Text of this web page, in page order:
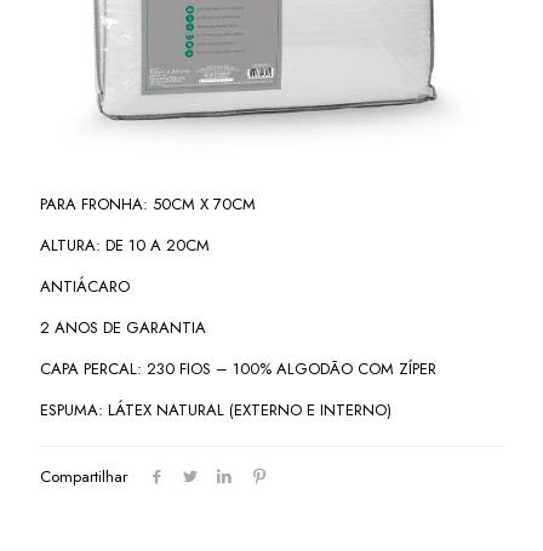
PARA FRONHA: 50CM X 70CM
ALTURA: DE 10 A 20CM
ANTIÁCARO
2 ANOS DE GARANTIA
CAPA PERCAL: 230 FIOS – 100% ALGODÃO COM ZÍPER
ESPUMA: LÁTEX NATURAL (EXTERNO E INTERNO)
Compartilhar